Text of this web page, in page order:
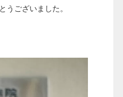
うございました。